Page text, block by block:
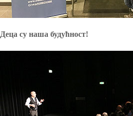
Деца су наша будућност!